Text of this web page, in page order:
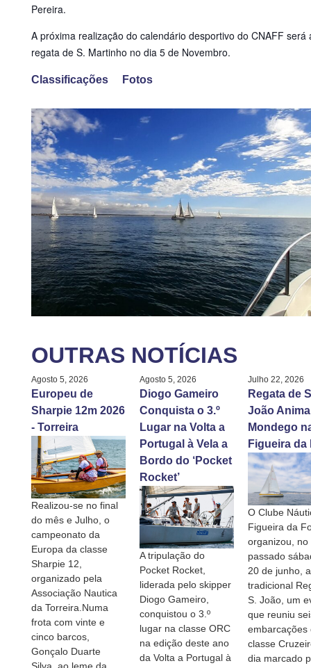
Pereira.
A próxima realização do calendário desportivo do CNAFF será
regata de S. Martinho no dia 5 de Novembro.
Classificações Fotos
OUTRAS NOTÍCIAS
Agosto 5, 2026
Europeu de
Sharpie 12m 2026
- Torreira
Realizou-se no final
do mês e Julho, o
campeonato da
Europa da classe
Sharpie 12,
organizado pela
Associação Nautica
da Torreira.Numa
frota com vinte e
cinco barcos,
Gonçalo Duarte
Agosto 5, 2026
Diogo Gameiro
Conquista o 3.º
Lugar na Volta a
Portugal à Vela a
Bordo do ‘Pocket
Rocket’
A tripulação do
Pocket Rocket,
liderada pelo skipper
Diogo Gameiro,
conquistou o 3.º
lugar na classe ORC
na edição deste ano
da Volta a Portugal à
Julho 22, 2026
Regata de
João
Mondego
Figueira da
O Clube
Figueira da
organizou, no
passado
20 de junho, a
tradicional
S. João, um
que reuniu
embarcações
classe
dia marcado